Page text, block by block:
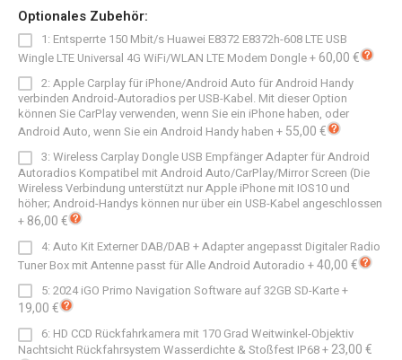
Optionales Zubehör:
1: Entsperrte 150 Mbit/s Huawei E8372 E8372h-608 LTE USB
Wingle LTE Universal 4G WiFi/WLAN LTE Modem Dongle+60,00 €
2: Apple Carplay für iPhone/Android Auto für Android Handy
verbinden Android-Autoradios per USB-Kabel. Mit dieser Option
können Sie CarPlay verwenden, wenn Sie ein iPhone haben, oder
Android Auto, wenn Sie ein Android Handy haben + 55,00 €
3: Wireless Carplay Dongle USB Empfänger Adapter für Android
Autoradios Kompatibel mit Android Auto/CarPlay/Mirror Screen (Die
Wireless Verbindung unterstützt nur Apple iPhone mit IOS10 und
höher; Android-Handys können nur über ein USB-Kabel angeschlossen
+ 86,00 €
4: Auto Kit Externer DAB/DAB + Adapter angepasst Digitaler Radio
Tuner Box mit Antenne passt für Alle Android Autoradio +40,00 €
5: 2024 iGO Primo Navigation Software auf 32GB SD-Karte+
19,00 €
6: HD CCD Rückfahrkamera mit 170 Grad Weitwinkel-Objektiv
Nachtsicht Rückfahrsystem Wasserdichte & Stoßfest IP68+23,00 €